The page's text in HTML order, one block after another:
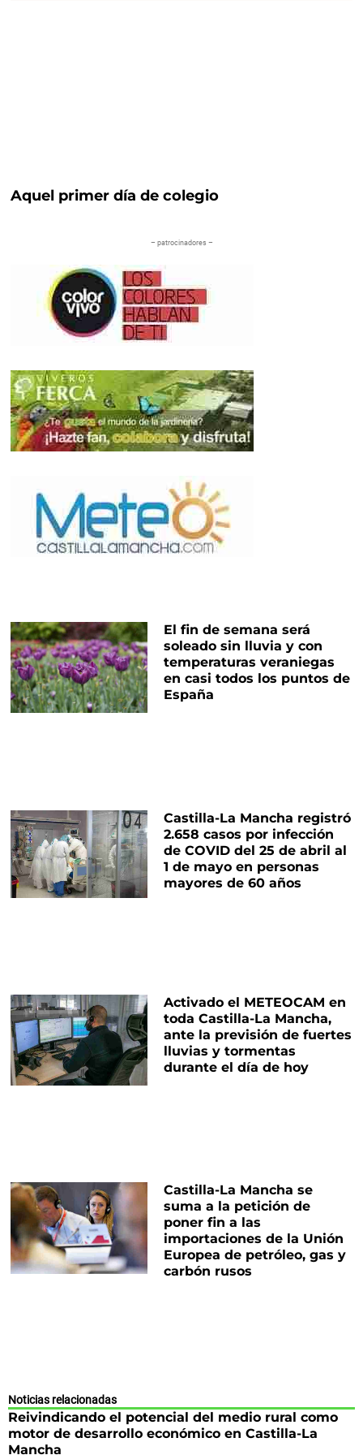
Aquel primer día de colegio
– patrocinadores –
El fin de semana será
soleado sin lluvia y con
temperaturas veraniegas
en casi todos los puntos de
España
Castilla-La Mancha registró
2.658 casos por infección
de COVID del 25 de abril al
1 de mayo en personas
mayores de 60 años
Activado el METEOCAM en
toda Castilla-La Mancha,
ante la previsión de fuertes
lluvias y tormentas
durante el día de hoy
Castilla-La Mancha se
suma a la petición de
poner fin a las
importaciones de la Unión
Europea de petróleo, gas y
carbón rusos
Noticias relacionadas
Reivindicando el potencial del medio rural como
motor de desarrollo económico en Castilla-La
Mancha